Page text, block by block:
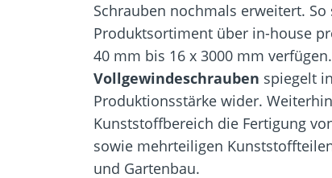
Schrauben nochmals erweitert.
Produktsortiment über in-house
40 mm bis 16 x 3000 mm
Vollgewindeschrauben spiegelt
Produktionsstärke wider.
Kunststoffbereich die Fertigung
sowie mehrteiligen
und Gartenbau.